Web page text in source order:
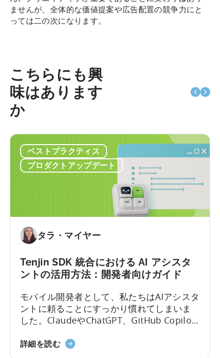
ませんが、全体的な価値提案や広告配置の競争力にと
っては二の次になります。
こちらにも興
味はあります
か
ベストプラクティス
プロダクトアップデート
タラ・マイヤー
Tenjin SDK 統合における AI アシスタ
ントの活用方法：開発者向けガイド
モバイル開発者として、私たちはAIアシスタ
ントに頼ることにすっかり慣れてしまいま
した。ClaudeやChatGPT、GitHub Copilot
のうちに動作するコードが手に入ります。
詳細を読む「Tenjin